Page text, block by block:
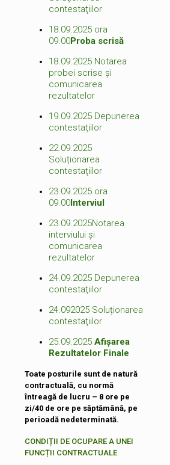
contestaţiilor
18.09.2025 ora
09.00Proba scrisă
18.09.2025 Notarea
probei scrise şi
comunicarea
rezultatelor
19.09.2025 Depunerea
contestaţiilor
22.09.2025
Soluționarea
contestaţiilor
23.09.2025 ora
09.00Interviul
23.09.2025Notarea
interviului şi
comunicarea
rezultatelor
24.09.2025 Depunerea
contestaţiilor
24.092025 Soluționarea
contestaţiilor
25.09.2025 Afișarea
Rezultatelor Finale
Toate posturile sunt de natură
contractuală, cu normă
întreagă de lucru – 8 ore pe
zi/40 de ore pe săptămână, pe
perioadă nedeterminată.
CONDIȚII DE OCUPARE A UNEI
FUNCȚII CONTRACTUALE